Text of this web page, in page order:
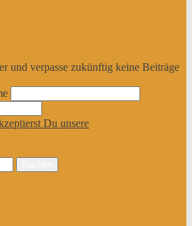
und verpasse zukünftig keine Beiträge
Du unsere